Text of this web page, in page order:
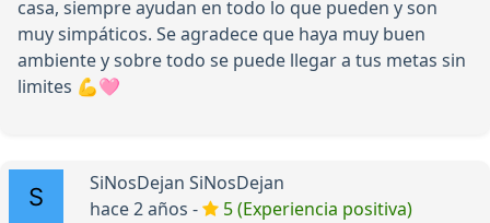
casa, siempre ayudan en todo lo que pueden y son
muy simpáticos. Se agradece que haya muy buen
ambiente y sobre todo se puede llegar a tus metas sin
limites 💪🩷
SiNosDejan SiNosDejan
hace 2 años -
5 (Experiencia positiva)